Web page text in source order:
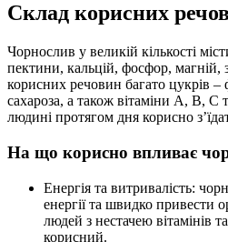
Склад корисних
Чорнослив у великій кількості
пектини, кальцій, фосфор, магній,
корисних речовин багато цукрів –
сахароза, а також вітаміни А, В, С
людині протягом дня корисно
На що корисно впливає
Енергія та витривалість:
енергії та швидко привести
людей з нестачею вітамінів
корисний.